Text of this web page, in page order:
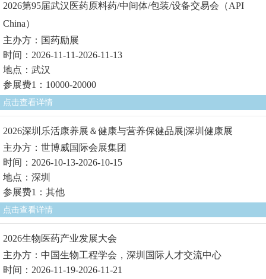
2026第95届武汉医药原料药/中间体/包装/设备交易会（API
China）
主办方：国药励展
时间：2026-11-11-2026-11-13
地点：武汉
参展费1：10000-20000
点击查看详情
2026深圳乐活康养展＆健康与营养保健品展|深圳健康展
主办方：世博威国际会展集团
时间：2026-10-13-2026-10-15
地点：深圳
参展费1：其他
点击查看详情
2026生物医药产业发展大会
主办方：中国生物工程学会，深圳国际人才交流中心
时间：2026-11-19-2026-11-21